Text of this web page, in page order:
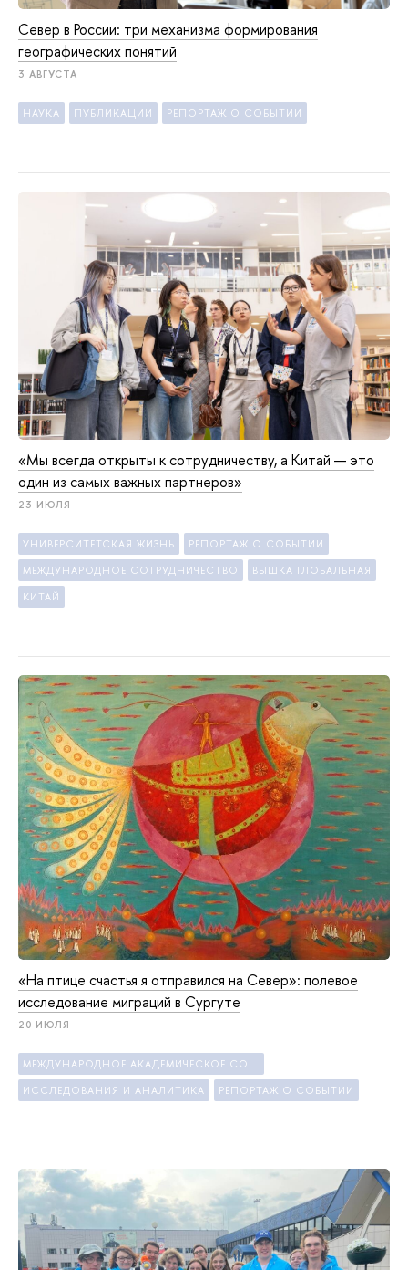
Север в России: три механизма формирования
географических понятий
3 АВГУСТА
НАУКА ПУБЛИКАЦИИ РЕПОРТАЖ О СОБЫТИИ
«Мы всегда открыты к сотрудничеству, а Китай — это
один из самых важных партнеров»
23 ИЮЛЯ
УНИВЕРСИТЕТСКАЯ ЖИЗНЬ РЕПОРТАЖ О СОБЫТИИ
МЕЖДУНАРОДНОЕ СОТРУДНИЧЕСТВО ВЫШКА ГЛОБАЛЬНАЯ
КИТАЙ
«На птице счастья я отправился на Север»: полевое
исследование миграций в Сургуте
20 ИЮЛЯ
МЕЖДУНАРОДНОЕ АКАДЕМИЧЕСКОЕ СОТРУДНИЧЕСТВО
ИССЛЕДОВАНИЯ И АНАЛИТИКА РЕПОРТАЖ О СОБЫТИИ